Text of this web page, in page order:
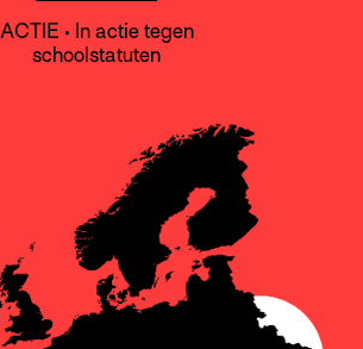
ACTIE • In actie tegen
schoolstatuten